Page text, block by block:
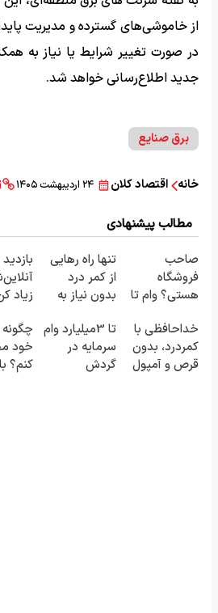
از خاموشی‌های گسترده و مدیریت
در صورت تغییر شرایط یا نیاز به
جدید اطلاع‌رسانی خواهد شد.
برق صنایع
خانه اقتصاد کلان ۲۴ اردیبهشت ۱۴۰۵
مطالب پیشنهادی
صاحب
فروشگاه
هستی؟ وام تا
تومان بگیر
تنها راه رهایی
از کمر درد
بدون نیاز به
(پرسش‌نامه رو
پر کن)
بازدید
زیاد
بیشتر
خداحافظی با
کمردرد، بدون
قرص و آمپول
تا 3میلیارد وام
سرمایه در
گردش
چگونه
خود
کنم؟